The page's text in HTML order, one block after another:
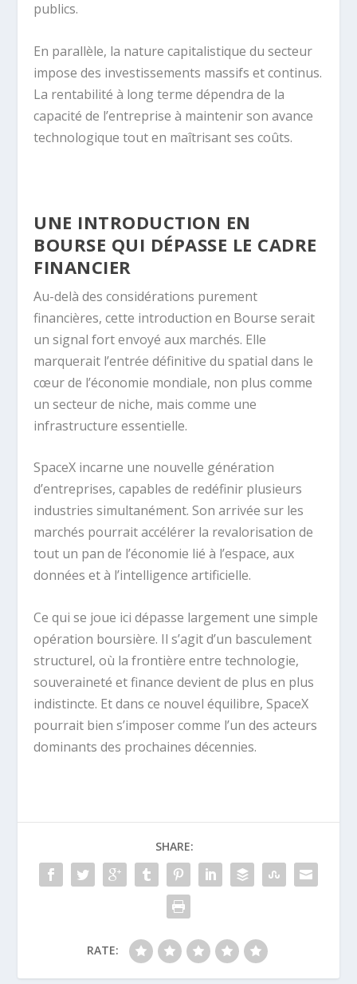
publics.
En parallèle, la nature capitalistique du secteur
impose des investissements massifs et continus.
La rentabilité à long terme dépendra de la
capacité de l’entreprise à maintenir son avance
technologique tout en maîtrisant ses coûts.
UNE INTRODUCTION EN
BOURSE QUI DÉPASSE LE CADRE
FINANCIER
Au-delà des considérations purement
financières, cette introduction en Bourse serait
un signal fort envoyé aux marchés. Elle
marquerait l’entrée définitive du spatial dans le
cœur de l’économie mondiale, non plus comme
un secteur de niche, mais comme une
infrastructure essentielle.
SpaceX incarne une nouvelle génération
d’entreprises, capables de redéfinir plusieurs
industries simultanément. Son arrivée sur les
marchés pourrait accélérer la revalorisation de
tout un pan de l’économie lié à l’espace, aux
données et à l’intelligence artificielle.
Ce qui se joue ici dépasse largement une simple
opération boursière. Il s’agit d’un basculement
structurel, où la frontière entre technologie,
souveraineté et finance devient de plus en plus
indistincte. Et dans ce nouvel équilibre, SpaceX
pourrait bien s’imposer comme l’un des acteurs
dominants des prochaines décennies.
SHARE:
RATE: